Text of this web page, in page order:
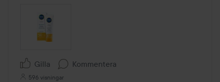
Gilla Kommentera
596 visningar